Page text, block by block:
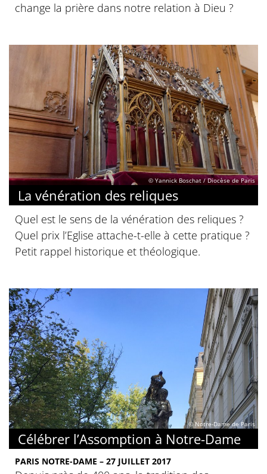
change la prière dans notre relation à Dieu ?
© Yannick Boschat / Diocèse de Paris
La vénération des reliques
Quel est le sens de la vénération des reliques ?
Quel prix l’Eglise attache-t-elle à cette pratique ?
Petit rappel historique et théologique.
© Notre-Dame de Paris
Célébrer l’Assomption à Notre-Dame
PARIS NOTRE-DAME – 27 JUILLET 2017